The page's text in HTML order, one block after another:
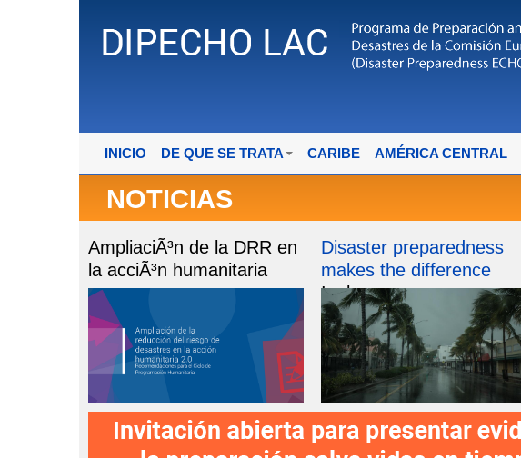
INICIO DE QUE SE TRATA CARIBE AMÉRICA CENTRAL
NOTICIAS
AmpliaciÃ³n de la DRR en
la acciÃ³n humanitaria
Disaster preparedness
makes the difference
Ingles